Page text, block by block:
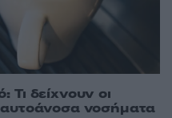
Τι δείχνουν οι
αυτοάνοσα νοσήματα